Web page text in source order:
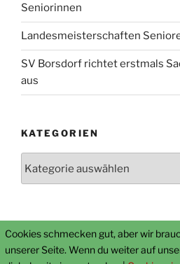
Seniorinnen
Landesmeisterschaften
SV Borsdorf richtet erstmals
aus
KATEGORIEN
Datenschutz Mit Stolz
Cookies schmecken gut, aber wir
unserer Seite. Wenn du weiter auf